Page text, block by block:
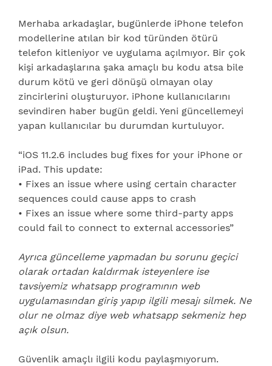
Merhaba arkadaşlar, bugünlerde iPhone telefon
modellerine atılan bir kod türünden ötürü
telefon kitleniyor ve uygulama açılmıyor. Bir çok
kişi arkadaşlarına şaka amaçlı bu kodu atsa bile
durum kötü ve geri dönüşü olmayan olay
zincirlerini oluşturuyor. iPhone kullanıcılarını
sevindiren haber bugün geldi. Yeni güncellemeyi
yapan kullanıcılar bu durumdan kurtuluyor.
“iOS 11.2.6 includes bug fixes for your iPhone or
iPad. This update:
• Fixes an issue where using certain character
sequences could cause apps to crash
• Fixes an issue where some third-party apps
could fail to connect to external accessories”
Ayrıca güncelleme yapmadan bu sorunu geçici
olarak ortadan kaldırmak isteyenlere ise
tavsiyemiz whatsapp programının web
uygulamasından giriş yapıp ilgili mesajı silmek. Ne
olur ne olmaz diye web whatsapp sekmeniz hep
açık olsun.
Güvenlik amaçlı ilgili kodu paylaşmıyorum.